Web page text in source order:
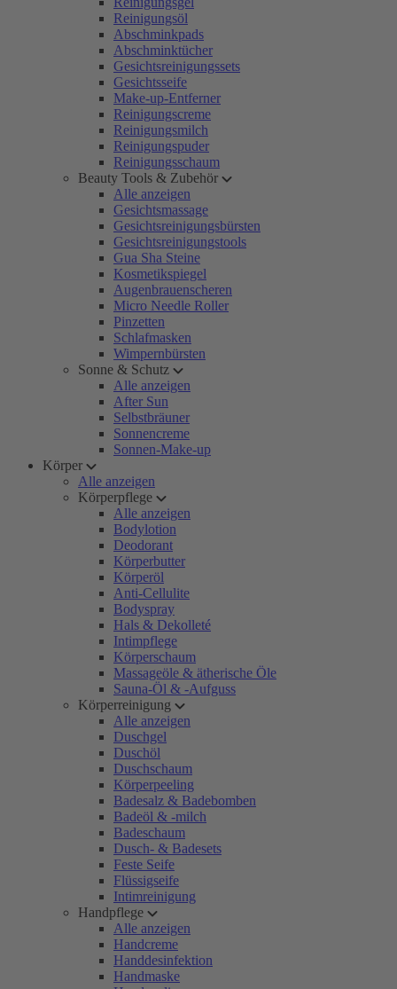
Reinigungsöl
Abschminkpads
Abschminktücher
Gesichtsreinigungssets
Gesichtsseife
Make-up-Entferner
Reinigungscreme
Reinigungsmilch
Reinigungspuder
Reinigungsschaum
Beauty Tools & Zubehör
Alle anzeigen
Gesichtsmassage
Gesichtsreinigungsbürsten
Gesichtsreinigungstools
Gua Sha Steine
Kosmetikspiegel
Augenbrauenscheren
Micro Needle Roller
Pinzetten
Schlafmasken
Wimpernbürsten
Sonne & Schutz
Alle anzeigen
After Sun
Selbstbräuner
Sonnencreme
Sonnen-Make-up
Körper
Alle anzeigen
Körperpflege
Alle anzeigen
Bodylotion
Deodorant
Körperbutter
Körperöl
Anti-Cellulite
Bodyspray
Hals & Dekolleté
Intimpflege
Körperschaum
Massageöle & ätherische Öle
Sauna-Öl & -Aufguss
Körperreinigung
Alle anzeigen
Duschgel
Duschöl
Duschschaum
Körperpeeling
Badesalz & Badebomben
Badeöl & -milch
Badeschaum
Dusch- & Badesets
Feste Seife
Flüssigseife
Intimreinigung
Handpflege
Alle anzeigen
Handcreme
Handdesinfektion
Handmaske